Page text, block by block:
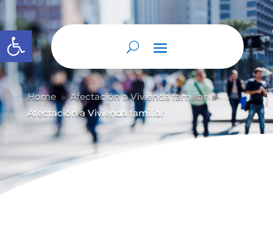
Abrir barra de herramientas
Home 9 Afectación a Vivienda familiar 9
Afectación a Vivienda familiar